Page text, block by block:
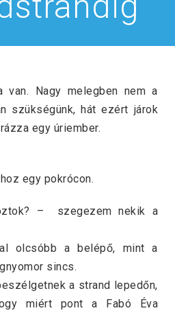
van. Nagy melegben nem a
szükségünk, hát ezért járok
egy úriember.
egy pokrócon.
– szegezem nekik a
a belépő, mint a
sincs.
a strand lepedőn,
miért pont a Fabó Éva